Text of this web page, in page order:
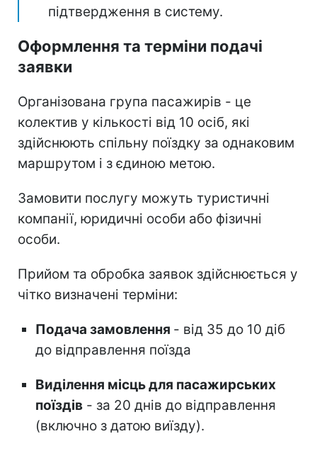
підтвердження в систему.
Оформлення та терміни подачі
заявки
Організована група пасажирів - це
колектив у кількості від 10 осіб, які
здійснюють спільну поїздку за однаковим
маршрутом і з єдиною метою.
Замовити послугу можуть туристичні
компанії, юридичні особи або фізичні
особи.
Прийом та обробка заявок здійснюється у
чітко визначені терміни:
Подача замовлення - від 35 до 10 діб
до відправлення поїзда
Виділення місць для пасажирських
поїздів - за 20 днів до відправлення
(включно з датою виїзду).